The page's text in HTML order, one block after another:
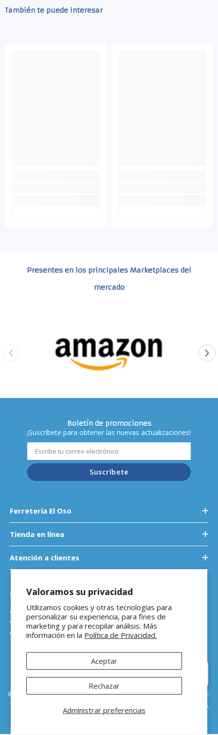
Valoramos su privacidad
Utilizamos cookies y otras tecnologías para
personalizar su experiencia, para fines de
marketing y para recopilar análisis. Más
información en la Política de Privacidad.
Administrar preferencias
Aceptar
Rechazar
También te puede interesar
Presentes en los principales Marketplaces del
mercado
Boletín de promociones
¡Suscríbete para obtener las nuevas actualizaciones!
Suscríbete
Ferretería El Oso
Tienda en línea
Atención a clientes
Contáctanos
Atención a empresas
ventasb2b@ferreteriaeloso.mx
WhatsApp: 464 205 4992
®Ferretería El Oso Todos los derechos reservados |Vitamina Online®
Todos los precios de venta sugeridos están en MXN ($) e incluyen IVA
Hola 👋 ¿En qué podemos
ayudarte?